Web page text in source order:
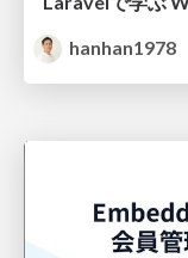
hanhan1978